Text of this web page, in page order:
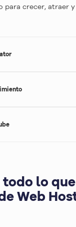
para crecer, atraer
lo
Web